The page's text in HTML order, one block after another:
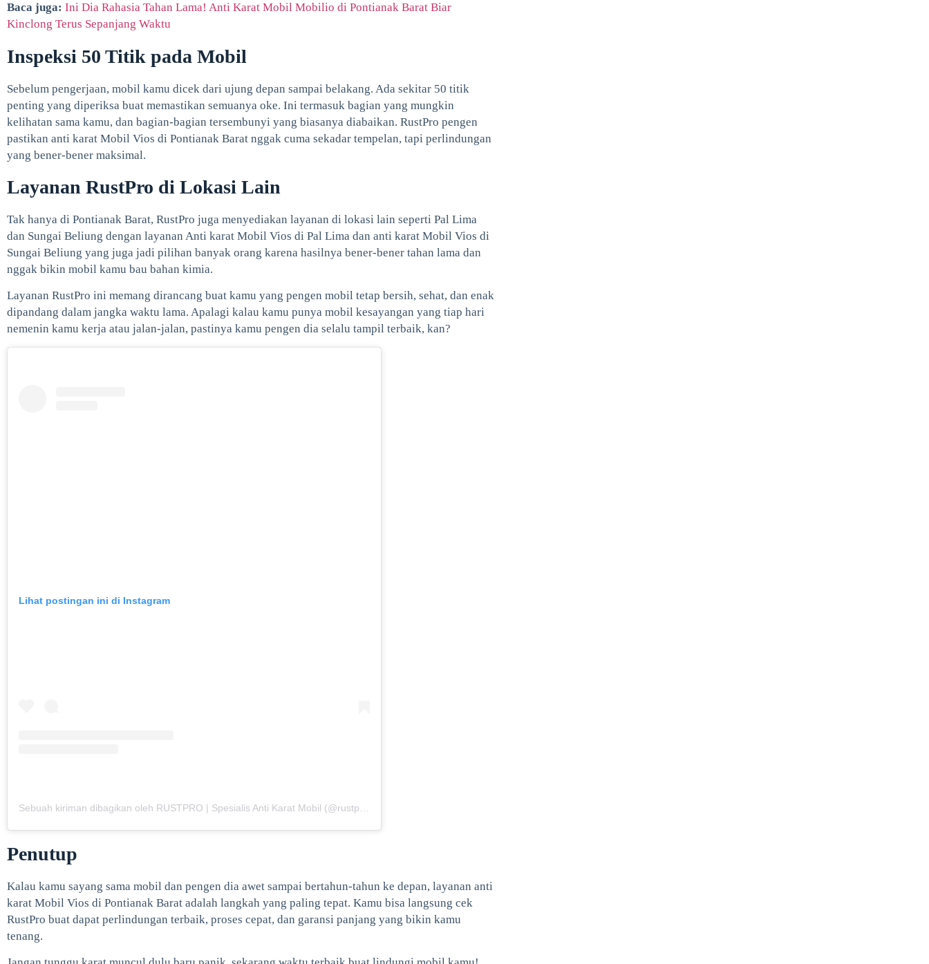
Baca juga: Ini Dia Rahasia Tahan Lama! Anti Karat Mobil Mobilio di Pontianak Barat Biar
Kinclong Terus Sepanjang Waktu
Inspeksi 50 Titik pada Mobil
Sebelum pengerjaan, mobil kamu dicek dari ujung depan sampai belakang. Ada sekitar 50 titik
penting yang diperiksa buat memastikan semuanya oke. Ini termasuk bagian yang mungkin
kelihatan sama kamu, dan bagian-bagian tersembunyi yang biasanya diabaikan. RustPro pengen
pastikan anti karat Mobil Vios di Pontianak Barat nggak cuma sekadar tempelan, tapi perlindungan
yang bener-bener maksimal.
Layanan RustPro di Lokasi Lain
Tak hanya di Pontianak Barat, RustPro juga menyediakan layanan di lokasi lain seperti Pal Lima
dan Sungai Beliung dengan layanan Anti karat Mobil Vios di Pal Lima dan anti karat Mobil Vios di
Sungai Beliung yang juga jadi pilihan banyak orang karena hasilnya bener-bener tahan lama dan
nggak bikin mobil kamu bau bahan kimia.
Layanan RustPro ini memang dirancang buat kamu yang pengen mobil tetap bersih, sehat, dan enak
dipandang dalam jangka waktu lama. Apalagi kalau kamu punya mobil kesayangan yang tiap hari
nemenin kamu kerja atau jalan-jalan, pastinya kamu pengen dia selalu tampil terbaik, kan?
Lihat postingan ini di Instagram
Penutup
Kalau kamu sayang sama mobil dan pengen dia awet sampai bertahun-tahun ke depan, layanan anti
karat Mobil Vios di Pontianak Barat adalah langkah yang paling tepat. Kamu bisa langsung cek
RustPro buat dapat perlindungan terbaik, proses cepat, dan garansi panjang yang bikin kamu
tenang.